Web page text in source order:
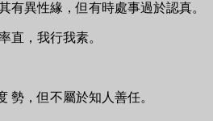
有異性緣，但有時處事過於認真。
直，我行我素。
勢，但不屬於知人善任。